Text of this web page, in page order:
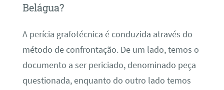
Belágua?
A perícia grafotécnica é conduzida através do
método de confrontação. De um lado, temos o
documento a ser periciado, denominado peça
questionada, enquanto do outro lado temos